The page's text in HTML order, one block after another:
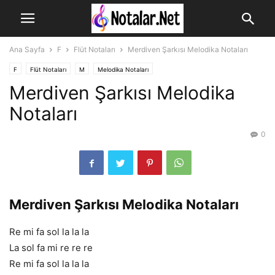
Ana Sayfa F Flüt Notaları Merdiven Şarkısı Melodika Notaları
F Flüt Notaları M Melodika Notaları
Merdiven Şarkısı Melodika
Notaları
0
Merdiven Şarkısı Melodika Notaları
Re mi fa sol la la la
La sol fa mi re re re
Re mi fa sol la la la